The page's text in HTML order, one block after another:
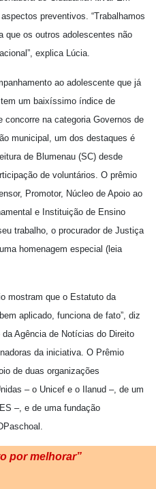
preventivos. “Trabalhamos
que os outros adolescentes não
explica Lúcia.
ao adolescente que já
um baixíssimo índice de
na categoria Governos de
municipal, um dos destaques é
de Blumenau (SC) desde
de voluntários. O prêmio
Promotor, Núcleo de Apoio ao
e Instituição de Ensino
trabalho, o procurador de Justiça
homenagem especial (leia
mostram que o Estatuto da
aplicado, funciona de fato”, diz
Agência de Notícias do Direito
da iniciativa. O Prêmio
de duas organizações
– o Unicef e o Ilanud –, de um
–, e de uma fundação
por melhorar”